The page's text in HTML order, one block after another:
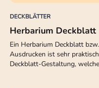
DECKBLÄTTER
Herbarium Deckblatt
Ein Herbarium Deckblatt
Ausdrucken ist sehr
Deckblatt-Gestaltung,